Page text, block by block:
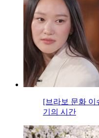
[브라보 문화 이
기의 시간